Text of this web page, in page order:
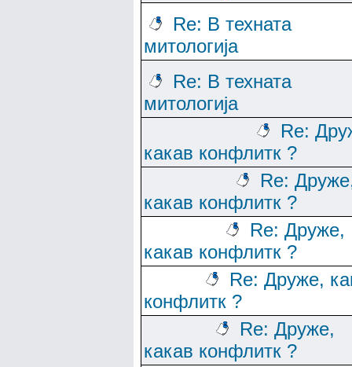
Re: В техната
митологија
Re: В техната
митологија
Re:
какав конфлитк ?
Re:
какав конфлитк ?
Re: Друже,
какав конфлитк ?
Re: Друже,
конфлитк ?
Re: Друже,
какав конфлитк ?